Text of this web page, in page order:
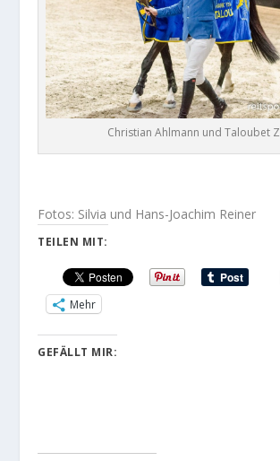
Christian Ahlmann und Taloubet Z
Fotos: Silvia und Hans-Joachim Reiner
TEILEN MIT:
Mehr
GEFÄLLT MIR: